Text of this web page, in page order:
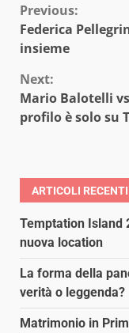
Continue
Reading
Previous:
Federica
insieme
Next:
Mario Balotelli
profilo è solo su
ARTICOLI RECENTI
Temptation Island
nuova location
La forma della
verità o leggenda?
Matrimonio in